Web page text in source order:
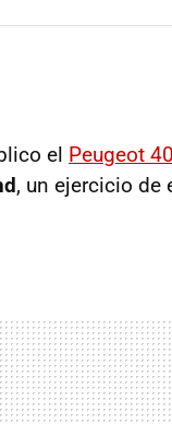
el Peugeot
, un ejercicio de